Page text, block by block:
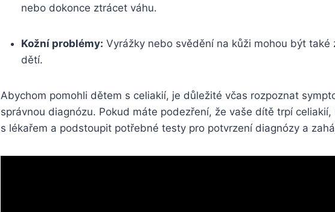
nebo dokonce ztrácet váhu.
Kožní problémy: Vyrážky nebo svědění na kůži mohou být také⁢
dětí.
Abychom pomohli dětem‍ s celiakií, je důležité včas rozpoznat
správnou diagnózu. Pokud ⁢máte podezření, ⁢že vaše dítě trpí
s lékařem a podstoupit potřebné testy pro⁣ potvrzení diagnózy a